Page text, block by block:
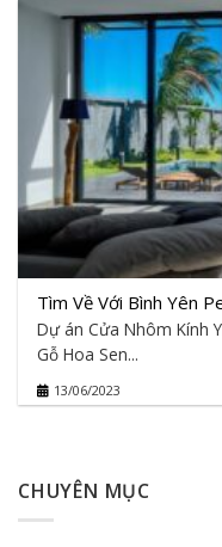
CHUYÊN MỤC
Tìm Về Với Bình Yên
Dự án Cửa Nhôm Kính
Gỗ Hoa Sen...
13/06/2023